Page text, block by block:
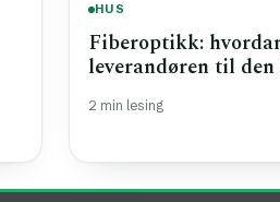
HUS
Fiberoptikk:
leverandøren til den
2 min lesing